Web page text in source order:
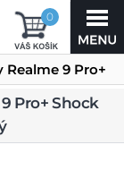
0
Realme 9 Pro+
kryt TopQ na
Realme 9
Pro+ Shock